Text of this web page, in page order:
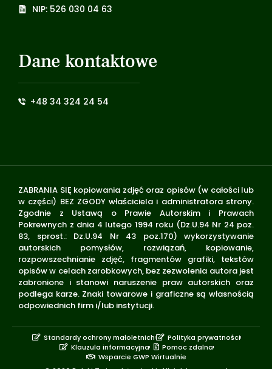
NIP: 526 030 04 63
Dane kontaktowe
+48 34 324 24 54
ZABRANIA SIĘ kopiowania zdjęć oraz opisów (w całości lub
w części) BEZ ZGODY właściciela i administratora strony.
Zgodnie z Ustawą o Prawie Autorskim i Prawach
Pokrewnych z dnia 4 lutego 1994 roku (Dz.U.94 Nr 24 poz.
83, sprost.: Dz.U.94 Nr 43 poz.170) wykorzystywanie
autorskich pomysłów, rozwiązań, kopiowanie,
rozpowszechnianie zdjęć, fragmentów grafiki, tekstów
opisów w celach zarobkowych, bez zezwolenia autora jest
zabronione i stanowi naruszenie praw autorskich oraz
podlega karze. Znaki towarowe i graficzne są własnością
odpowiednich firm i/lub instytucji.
Standardy ochrony małoletnich
Polityka prywatności
Klauzula informacyjna
Pomoc zdalna
Wsparcie GWP Wirtualnie